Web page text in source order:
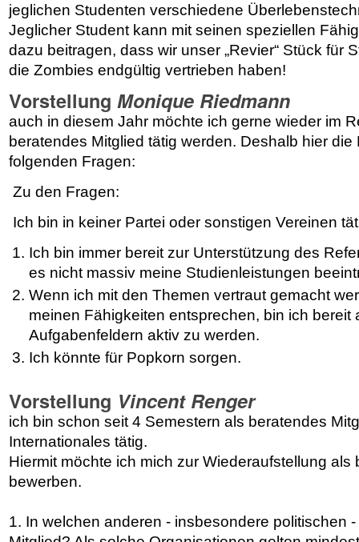
jeglichen Studenten verschiedene
Jeglicher Student kann mit seinen speziellen
dazu beitragen, dass wir unser „Revier“ Stück für
die Zombies endgültig vertrieben haben!
Vorstellung Monique Riedmann
auch in diesem Jahr möchte ich gerne wieder im
beratendes Mitglied tätig werden. Deshalb hier die
folgenden Fragen:
Zu den Fragen:
Ich bin in keiner Partei oder sonstigen Vereinen
Ich bin immer bereit zur Unterstützung des
es nicht massiv meine Studienleistungen
Wenn ich mit den Themen vertraut gemacht
meinen Fähigkeiten entsprechen, bin ich bereit
Aufgabenfeldern aktiv zu werden.
Ich könnte für Popkorn sorgen.
Vorstellung Vincent Renger
ich bin schon seit 4 Semestern als beratendes
Internationales tätig.
Hiermit möchte ich mich zur Wiederaufstellung als
bewerben.
1. In welchen anderen - insbesondere politischen